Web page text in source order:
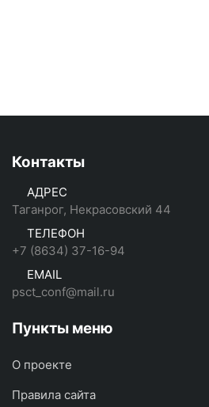
Контакты
АДРЕС
Таганрог, Некрасовский 44
ТЕЛЕФОН
+7 (8634) 37-16-94
EMAIL
psct_conf@mail.ru
Пункты меню
О проекте
Правила сайта